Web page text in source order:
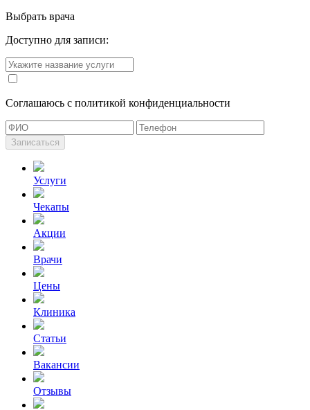
Выбрать врача
Доступно для записи:
Cоглашаюсь с политикой конфиденциальности
Записаться
Услуги
Чекапы
Акции
Врачи
Цены
Клиника
Статьи
Вакансии
Отзывы